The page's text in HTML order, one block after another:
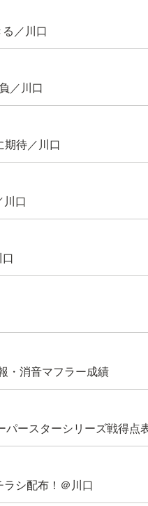
／川口
／川口
期待／川口
川口
・消音マフラー成績
ースターシリーズ戦得点
ラシ配布！＠川口